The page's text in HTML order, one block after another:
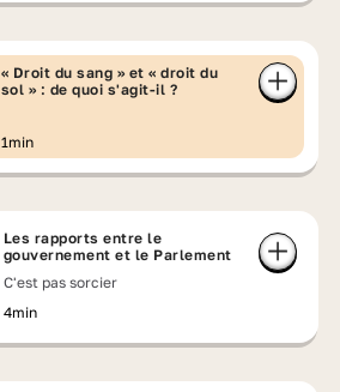
« Droit du sang » et « droit du
sol » : de quoi s'agit-il ?
1min
Les rapports entre le
gouvernement et le Parlement
C'est pas sorcier
4min